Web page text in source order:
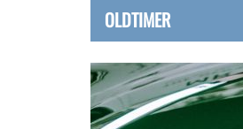
OLDTIMER